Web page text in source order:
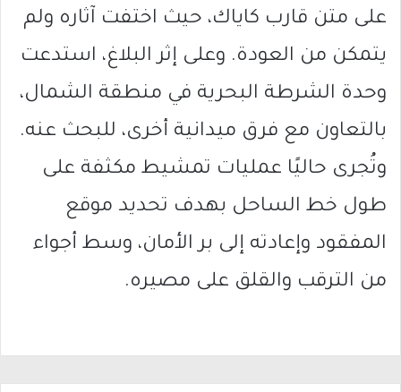
على متن قارب كاياك، حيث اختفت آثاره ولم
يتمكن من العودة. وعلى إثر البلاغ، استدعت
وحدة الشرطة البحرية في منطقة الشمال،
بالتعاون مع فرق ميدانية أخرى، للبحث عنه.
وتُجرى حاليًا عمليات تمشيط مكثفة على
طول خط الساحل بهدف تحديد موقع
المفقود وإعادته إلى بر الأمان، وسط أجواء
من الترقب والقلق على مصيره.